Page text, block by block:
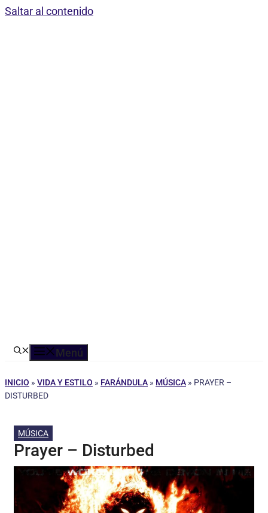
Saltar al contenido
Menú
INICIO » VIDA Y ESTILO » FARÁNDULA » MÚSICA » PRAYER –
DISTURBED
MÚSICA
Prayer – Disturbed